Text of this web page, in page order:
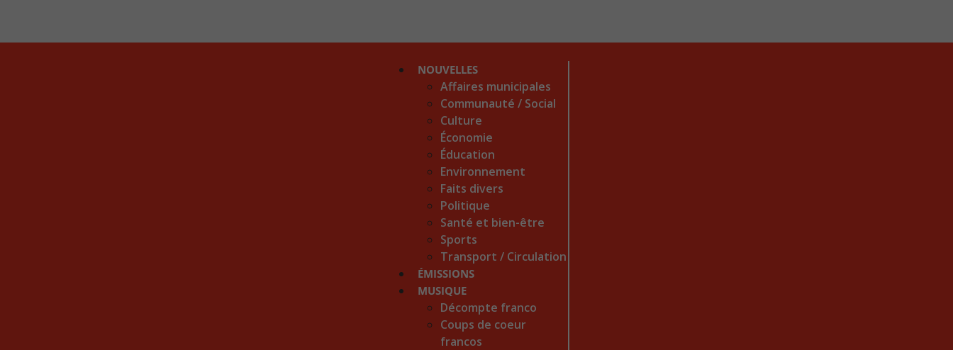
NOUVELLES
Affaires municipales
Communauté / Social
Culture
Économie
Éducation
Environnement
Faits divers
Politique
Santé et bien-être
Sports
Transport / Circulation
ÉMISSIONS
MUSIQUE
Décompte franco
Coups de coeur
francos